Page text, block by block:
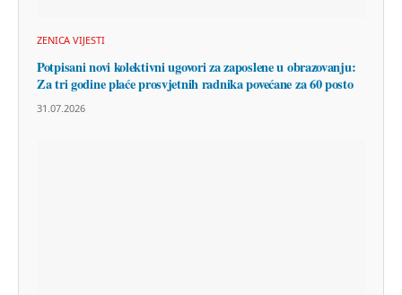
ZENICA VIJESTI
Potpisani novi kolektivni ugovori za zaposlene u obrazovanju:
Za tri godine plaće prosvjetnih radnika povećane za 60 posto
31.07.2026